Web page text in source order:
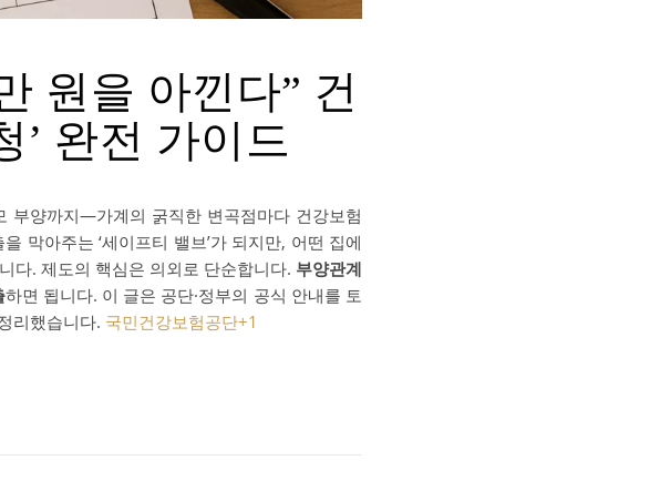
원을 아낀다” 건
’ 완전 가이드
부양까지—가계의 굵직한 변곡점마다 건강보험
막아주는 ‘세이프티 밸브’가 되지만, 어떤 집에
다. 제도의 핵심은 의외로 단순합니다. 부양관계
하면 됩니다. 이 글은 공단·정부의 공식 안내를 토
리했습니다. 국민건강보험공단+1